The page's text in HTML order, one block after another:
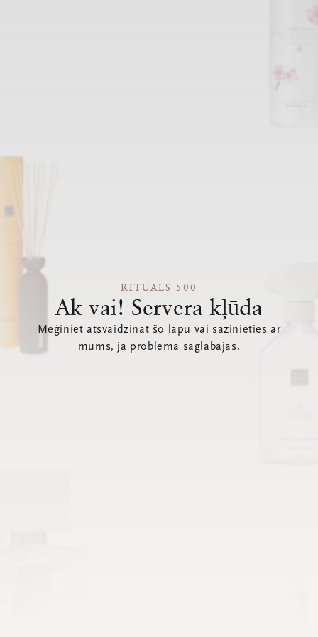
RITUALS 500
Ak vai! Servera kļūda
Mēģiniet atsvaidzināt šo lapu vai sazinieties ar
mums, ja problēma saglabājas.